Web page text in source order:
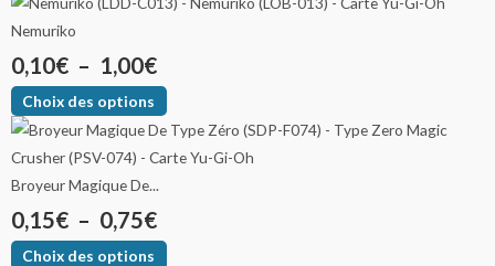
Nemuriko
0,10€ – 1,00€
Choix des options
Broyeur Magique De...
0,15€ – 0,75€
Choix des options